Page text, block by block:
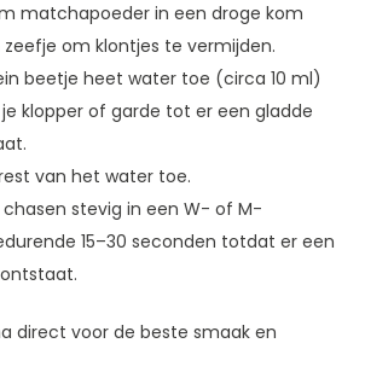
matchapoeder in een droge kom
om klontjes te vermijden.
beetje heet water toe (circa 10 ml)
klopper of garde tot er een gladde
van het water toe.
stevig in een W- of M-
15–30 seconden totdat er een
direct voor de beste smaak en